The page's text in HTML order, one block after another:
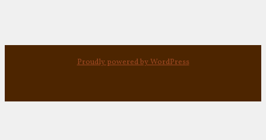
Proudly powered by WordPress